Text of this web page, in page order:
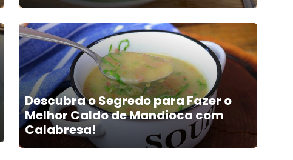
Descubra o Segredo para Fazer o
Melhor Caldo de Mandioca com
Calabresa!